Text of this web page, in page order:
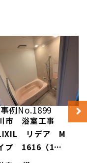
例No.1899
市 浴室工事
LIXIL リデア M
プ 1616（1
〉